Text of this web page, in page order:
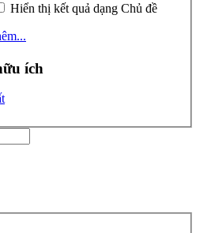
Hiển thị kết quả dạng Chủ đề
ích